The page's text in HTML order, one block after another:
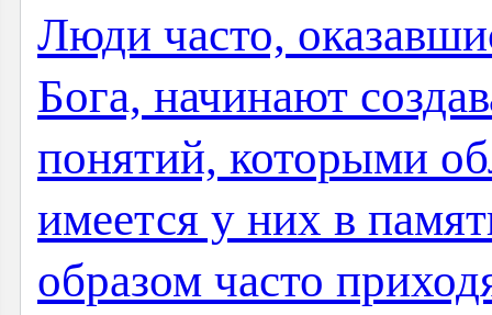
Люди часто,
Бога, начинают
понятий, которыми
имеется у них в
образом часто